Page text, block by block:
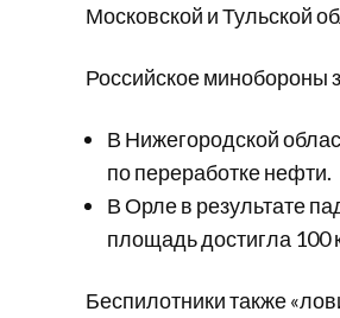
Московской и Тульской
Российское минобороны
В Нижегородской
по переработке нефти.
В Орле в результате
площадь достигла 100
Беспилотники также